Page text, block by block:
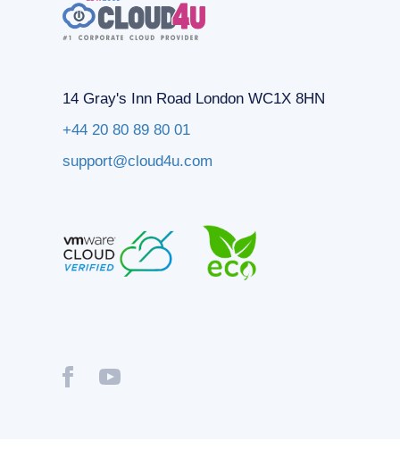
14 Gray's Inn Road London WC1X 8HN
+44 20 80 89 80 01
support@cloud4u.com